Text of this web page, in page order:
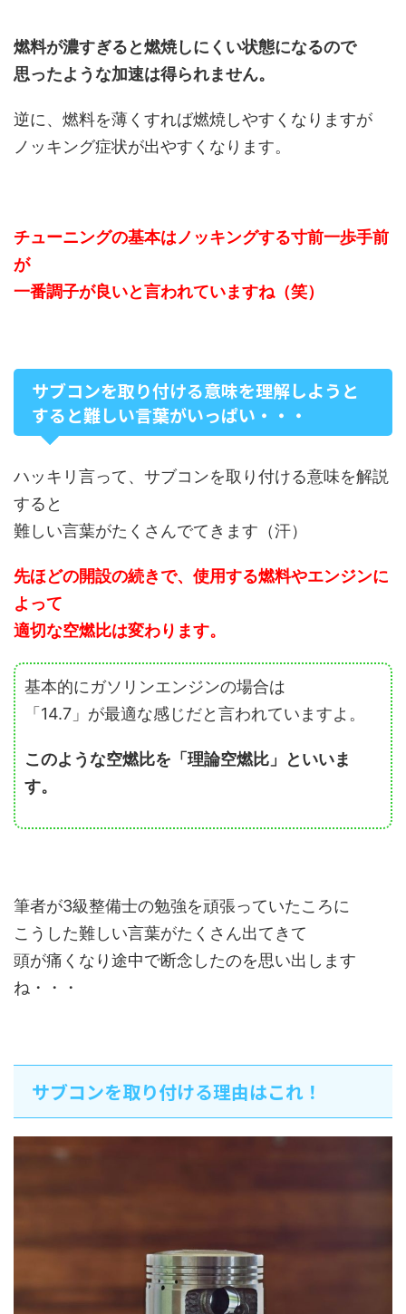
燃料が濃すぎると燃焼しにくい状態になるので
思ったような加速は得られません。
逆に、燃料を薄くすれば燃焼しやすくなりますが
ノッキング症状が出やすくなります。
チューニングの基本はノッキングする寸前一歩手前
が
一番調子が良いと言われていますね（笑）
サブコンを取り付ける意味を理解しようと
すると難しい言葉がいっぱい・・・
ハッキリ言って、サブコンを取り付ける意味を解説
すると
難しい言葉がたくさんでてきます（汗）
先ほどの開設の続きで、使用する燃料やエンジンに
よって
適切な空燃比は変わります。
基本的にガソリンエンジンの場合は
「14.7」が最適な感じだと言われていますよ。
このような空燃比を「理論空燃比」といいま
す。
筆者が3級整備士の勉強を頑張っていたころに
こうした難しい言葉がたくさん出てきて
頭が痛くなり途中で断念したのを思い出します
ね・・・
サブコンを取り付ける理由はこれ！